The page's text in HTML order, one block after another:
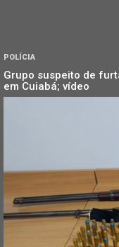
POLÍCIA
Grupo suspeito de
em Cuiabá; vídeo